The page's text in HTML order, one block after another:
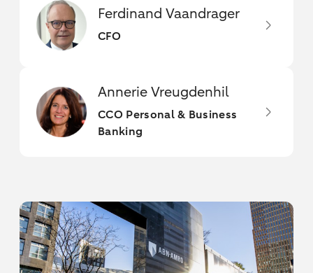
Ferdinand Vaandrager
CFO
Annerie Vreugdenhil
CCO Personal & Business
Banking